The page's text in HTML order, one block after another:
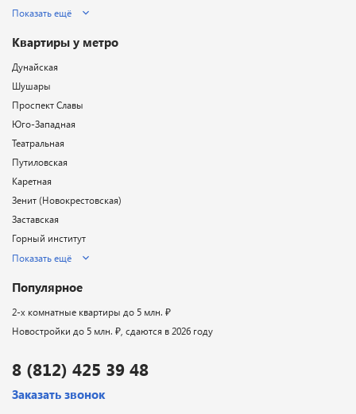
8 (812) 425 39 48
Заказать звонок
Показать ещё
Квартиры у метро
Дунайская
Шушары
Проспект Славы
Юго-Западная
Театральная
Путиловская
Каретная
Зенит (Новокрестовская)
Заставская
Горный институт
Показать ещё
Популярное
2-х комнатные квартиры до 5 млн. ₽
Новостройки до 5 млн. ₽, сдаются в 2026 году